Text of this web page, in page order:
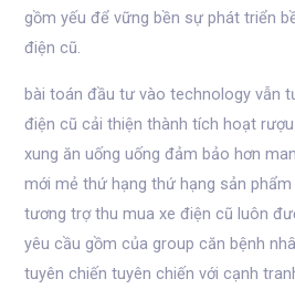
gồm yếu để vững bền sự phát triển
điện cũ.
bài toán đầu tư vào technology vẫn
điện cũ cải thiện thành tích hoạt
xung ăn uống uống đảm bảo hơn
mới mẻ thứ hạng thứ hạng sản phẩm
tương trợ thu mua xe điện cũ luôn
yêu cầu gồm của group căn bệnh
tuyên chiến tuyên chiến với cạnh